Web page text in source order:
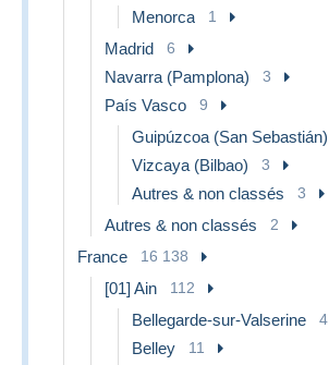
Menorca 1
Madrid 6
Navarra (Pamplona) 3
País Vasco 9
Guipúzcoa (San Sebastián)
Vizcaya (Bilbao) 3
Autres & non classés 3
Autres & non classés 2
France 16 138
[01] Ain 112
Bellegarde-sur-Valserine 4
Belley 11